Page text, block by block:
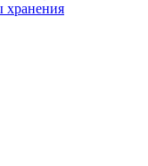
хранения